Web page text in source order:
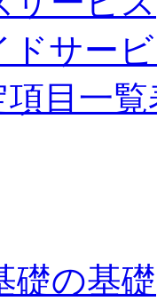
ドサー
目一覧
礎の基礎